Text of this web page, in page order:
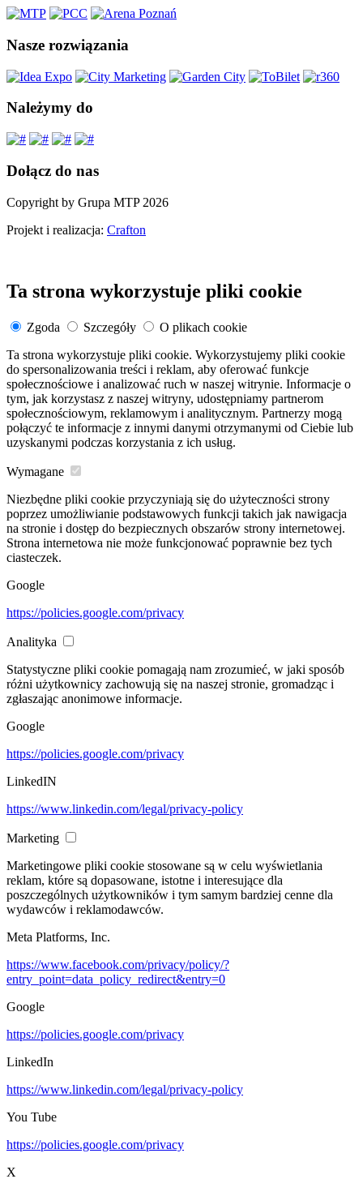
Nasze rozwiązania
Należymy do
Dołącz do nas
Copyright by Grupa MTP 2026
Projekt i realizacja: Crafton
Ta strona wykorzystuje pliki cookie
Zgoda Szczegóły
O plikach cookie
Ta strona wykorzystuje pliki cookie. Wykorzystujemy pliki cookie
do spersonalizowania treści i reklam, aby oferować funkcje
społecznościowe i analizować ruch w naszej witrynie. Informacje o
tym, jak korzystasz z naszej witryny, udostępniamy partnerom
społecznościowym, reklamowym i analitycznym. Partnerzy mogą
połączyć te informacje z innymi danymi otrzymanymi od Ciebie lub
uzyskanymi podczas korzystania z ich usług.
Wymagane
Niezbędne pliki cookie przyczyniają się do użyteczności strony
poprzez umożliwianie podstawowych funkcji takich jak nawigacja
na stronie i dostęp do bezpiecznych obszarów strony internetowej.
Strona internetowa nie może funkcjonować poprawnie bez tych
ciasteczek.
Google
https://policies.google.com/privacy
Analityka
Statystyczne pliki cookie pomagają nam zrozumieć, w jaki sposób
różni użytkownicy zachowują się na naszej stronie, gromadząc i
zgłaszając anonimowe informacje.
Google
https://policies.google.com/privacy
LinkedIN
https://www.linkedin.com/legal/privacy-policy
Marketing
Marketingowe pliki cookie stosowane są w celu wyświetlania
reklam, które są dopasowane, istotne i interesujące dla
poszczególnych użytkowników i tym samym bardziej cenne dla
wydawców i reklamodawców.
Meta Platforms, Inc.
https://www.facebook.com/privacy/policy/?
entry_point=data_policy_redirect&entry=0
Google
https://policies.google.com/privacy
LinkedIn
https://www.linkedin.com/legal/privacy-policy
You Tube
https://policies.google.com/privacy
X